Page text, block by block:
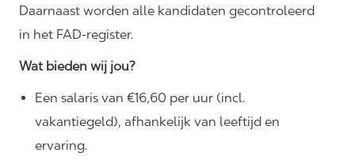
Daarnaast worden alle kandidaten gecontroleerd
in het FAD-register.
Wat bieden wij jou?
Een salaris van €16,60 per uur (incl.
vakantiegeld), afhankelijk van leeftijd en
ervaring.